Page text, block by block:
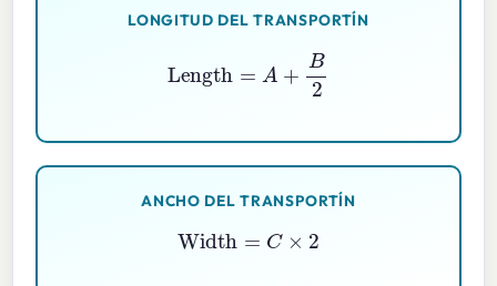
LONGITUD DEL TRANSPORTÍN
2
ANCHO DEL TRANSPORTÍN
Width= C×2